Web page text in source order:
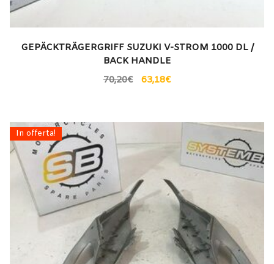
GEPÄCKTRÄGERGRIFF SUZUKI V-STROM 1000 DL /
BACK HANDLE
70,20€ 63,18€
In offerta!